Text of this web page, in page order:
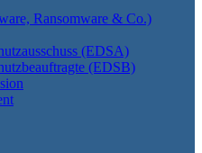
Ransomware & Co.)
(EDSA)
(EDSB)